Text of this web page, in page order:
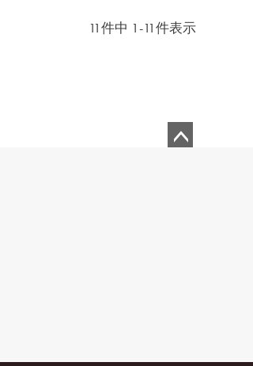
11 件中 1 -11 件表示